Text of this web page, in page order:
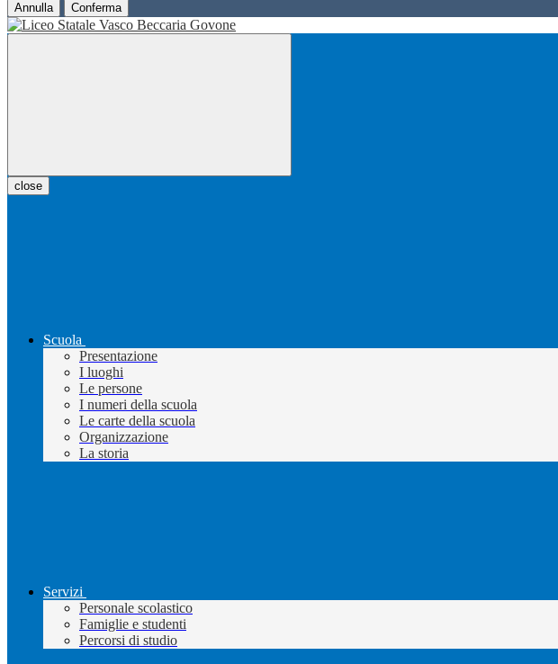
Annulla Conferma
close
Scuola
Presentazione
I luoghi
Le persone
I numeri della scuola
Le carte della scuola
Organizzazione
La storia
Servizi
Personale scolastico
Famiglie e studenti
Percorsi di studio